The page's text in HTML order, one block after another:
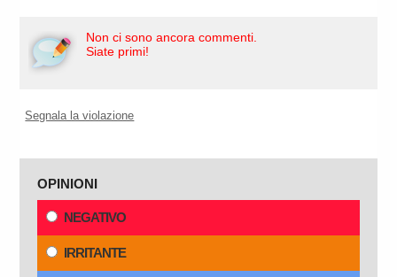
Non ci sono ancora commenti.
Siate primi!
Segnala la violazione
OPINIONI
NEGATIVO
IRRITANTE